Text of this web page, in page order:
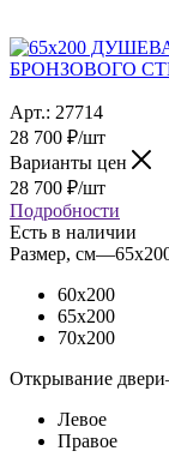
Арт.: 27714
28 700 ₽/шт
Варианты цен
28 700 ₽/шт
Подробности
Есть в наличии
Размер, см—
60x200
65x200
70x200
Открывание двери
Левое
Правое